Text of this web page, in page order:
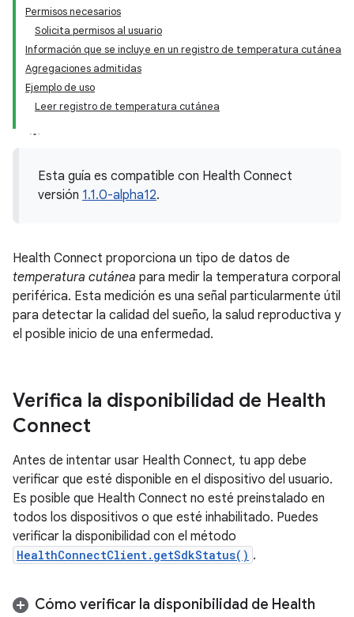
Permisos necesarios
Solicita permisos al usuario
Información que se incluye en un registro de temperatura cutánea
Agregaciones admitidas
Ejemplo de uso
Leer registro de temperatura cutánea
Esta guía es compatible con Health Connect
versión 1.1.0-alpha12.
Health Connect proporciona un tipo de datos de
temperatura cutánea para medir la temperatura corporal
periférica. Esta medición es una señal particularmente útil
para detectar la calidad del sueño, la salud reproductiva y
el posible inicio de una enfermedad.
Verifica la disponibilidad de Health
Connect
Antes de intentar usar Health Connect, tu app debe
verificar que esté disponible en el dispositivo del usuario.
Es posible que Health Connect no esté preinstalado en
todos los dispositivos o que esté inhabilitado. Puedes
verificar la disponibilidad con el método
HealthConnectClient.getSdkStatus() .
Cómo verificar la disponibilidad de Health